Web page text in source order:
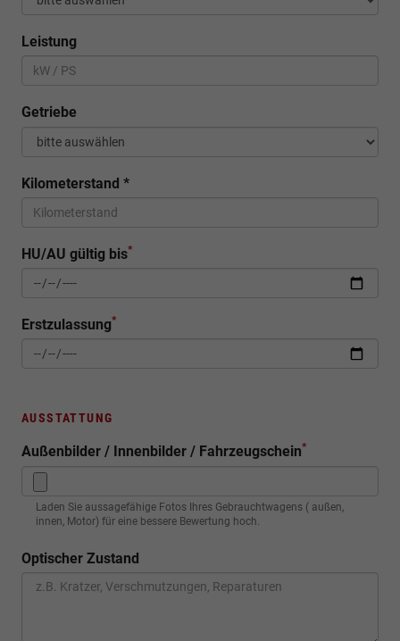
Leistung
Getriebe
Kilometerstand *
HU/AU gültig bis*
Erstzulassung*
AUSSTATTUNG
Außenbilder / Innenbilder / Fahrzeugschein*
Laden Sie aussagefähige Fotos Ihres Gebrauchtwagens ( außen,
innen, Motor) für eine bessere Bewertung hoch.
Optischer Zustand